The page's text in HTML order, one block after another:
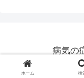
病気の
© 2014
ホーム 検